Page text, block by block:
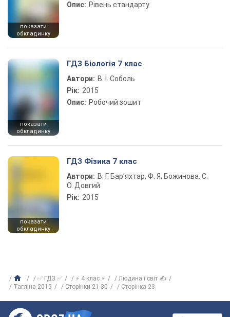
показати
обкладинку
Опис: Рівень стандарту
показати
обкладинку
ГДЗ Біологія 7 клас
Автори: В. І. Соболь
Рік: 2015
Опис: Робочий зошит
показати
обкладинку
ГДЗ Фізика 7 клас
Автори: В. Г. Бар’яхтар, Ф. Я. Божинова, С.
О. Довгий
Рік: 2015
✅ ГДЗ ✅ ⚡ 4 клас ⚡
Людина і світ ✍
Тагліна 2015
Сторінки 21-30 Сторінка 23